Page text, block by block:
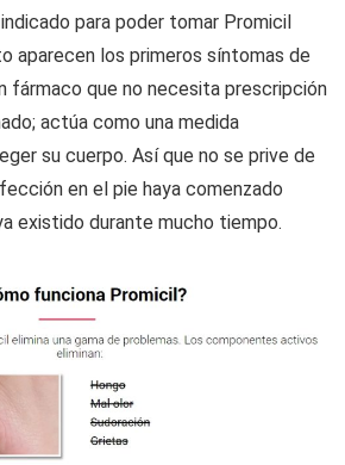
para poder tomar Promicil
aparecen los primeros síntomas de
fármaco que no necesita prescripción
actúa como una medida
su cuerpo. Así que no se prive de
en el pie haya comenzado
existido durante mucho tiempo.